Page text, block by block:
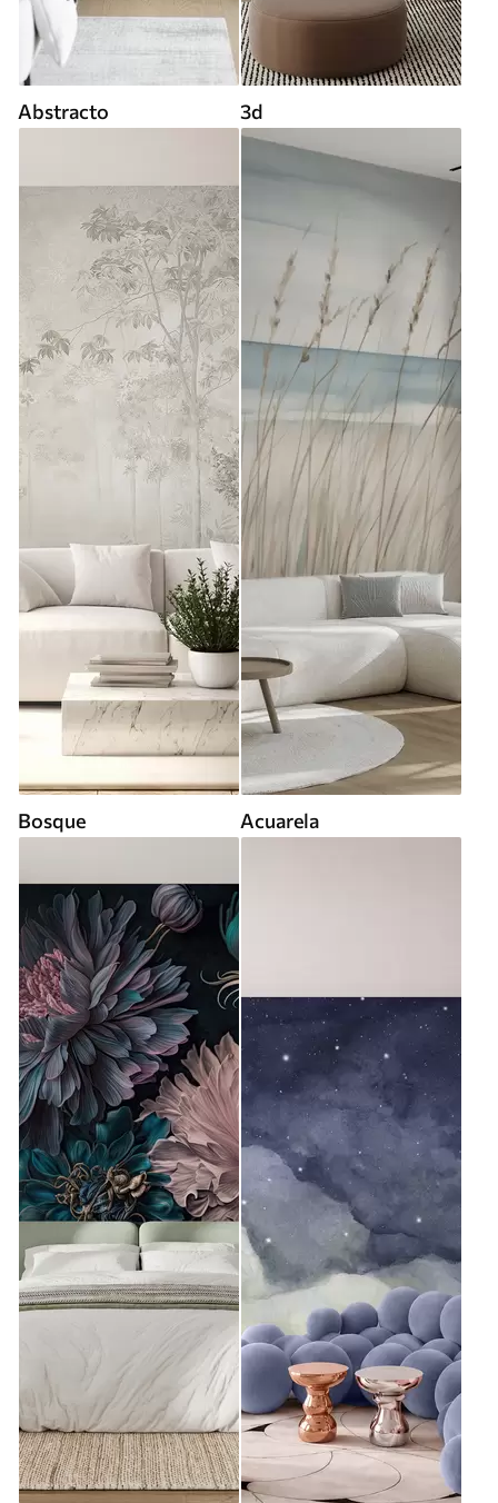
Abstracto 3d
Bosque Acuarela